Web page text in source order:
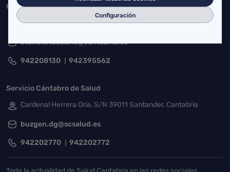
Consejería de Salud
Federico Vial 13, 39009 Santander, Cantabria
atencionusuario@cantabria.es
942208130 942395562
Servicio Cántabro de Salud
Cardenal Herrera Oria, S/N 39011 Santander, Cantabria
buzgen.dg@scsalud.es
942202770 942202772
Configuración